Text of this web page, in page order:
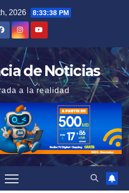
2026 8:33:39 PM
de Noticias
a la realidad